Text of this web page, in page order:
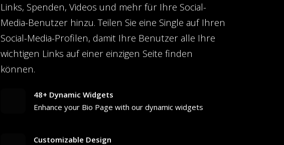
Links, Spenden, Videos und mehr für Ihre Social-
Media-Benutzer hinzu. Teilen Sie eine Single auf Ihren
Social-Media-Profilen, damit Ihre Benutzer alle Ihre
wichtigen Links auf einer einzigen Seite finden
können.
48+ Dynamic Widgets
Enhance your Bio Page with our dynamic widgets
Customizable Design